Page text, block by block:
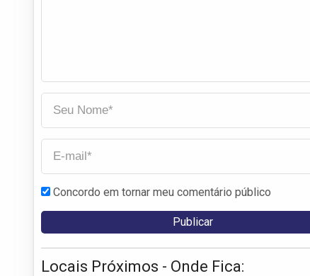
Concordo em tornar meu comentário público
Locais Próximos - Onde Fica: